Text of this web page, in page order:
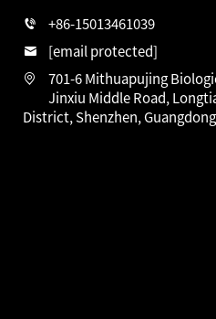
+86-15013461039
[email protected]
701-6 Mithuapujing
Jinxiu Middle Road,
District, Shenzhen,